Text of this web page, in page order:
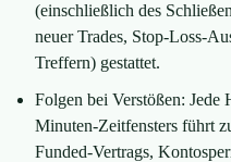
(einschließlich des
neuer Trades, Stop-Loss-
Treffern) gestattet.
Folgen bei Verstößen: Jede
Minuten-Zeitfensters führt
Funded-Vertrags,